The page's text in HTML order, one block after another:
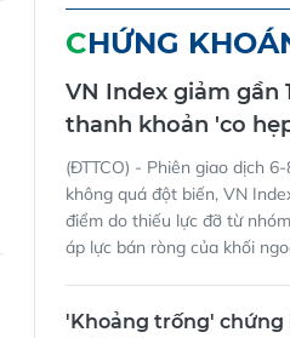
CHỨNG
VN Index giảm gần
thanh khoản 'co
(ĐTTCO) - Phiên giao dịch
không quá đột biến, VN
điểm do thiếu lực đỡ từ
áp lực bán ròng của khối
'Khoảng trống' chứng